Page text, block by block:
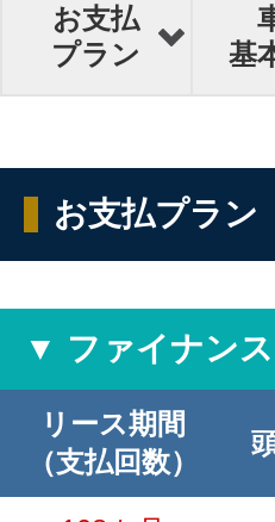
お支払
プラン
基
お支払プラン
▼ ファイナン
リース期間
（支払回数）